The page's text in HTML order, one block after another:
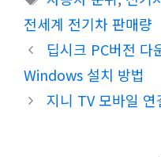
고
리
그
전세계 전기차 판매량
딥시크 PC버전
Windows 설치 방법
지니 TV 모바일